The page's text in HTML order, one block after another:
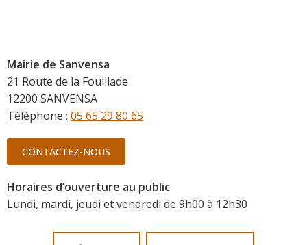
Mairie de Sanvensa
21 Route de la Fouillade
12200 SANVENSA
Téléphone : 05 65 29 80 65
CONTACTEZ-NOUS
Horaires d’ouverture au public
Lundi, mardi, jeudi et vendredi de 9h00 à 12h30